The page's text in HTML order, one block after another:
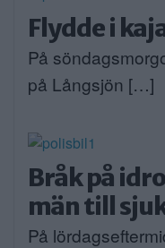
Flydde i
På
på Långsjön […]
Bråk på
män till
På